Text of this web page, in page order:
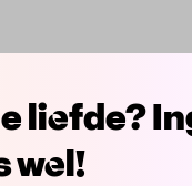
Edge
liefde?
wel!